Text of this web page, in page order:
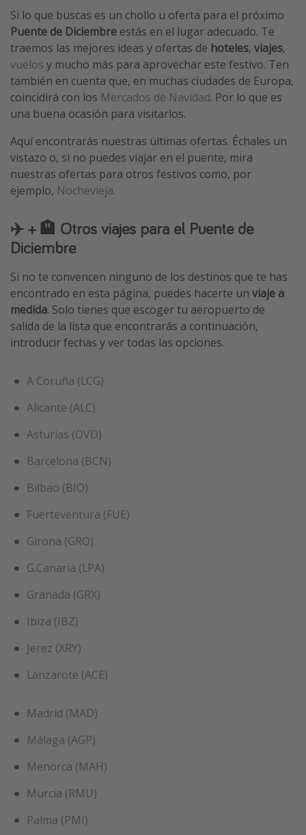
El Rey León el musical
Harry Potter en Londres y otros destinos
Eventos deportivos
Si lo que buscas es un chollo u oferta para el próximo
Puente de Diciembre estás en el lugar adecuado. Te
traemos las mejores ideas y ofertas de hoteles, viajes,
vuelos y mucho más para aprovechar este festivo. Ten
también en cuenta que, en muchas ciudades de Europa,
coincidirá con los Mercados de Navidad. Por lo que es
una buena ocasión para visitarlos.
Aquí encontrarás nuestras últimas ofertas. Échales un
vistazo o, si no puedes viajar en el puente, mira
nuestras ofertas para otros festivos como, por
ejemplo, Nochevieja.
✈️ + 🏨 Otros viajes para el Puente de
Diciembre
Si no te convencen ninguno de los destinos que te has
encontrado en esta página, puedes hacerte un viaje a
medida. Solo tienes que escoger tu aeropuerto de
salida de la lista que encontrarás a continuación,
introducir fechas y ver todas las opciones.
A Coruña (LCG)
Alicante (ALC)
Asturias (OVD)
Barcelona (BCN)
Bilbao (BIO)
Fuerteventura (FUE)
Girona (GRO)
G.Canaria (LPA)
Granada (GRX)
Ibiza (IBZ)
Jerez (XRY)
Lanzarote (ACE)
Madrid (MAD)
Málaga (AGP)
Menorca (MAH)
Murcia (RMU)
Palma (PMI)